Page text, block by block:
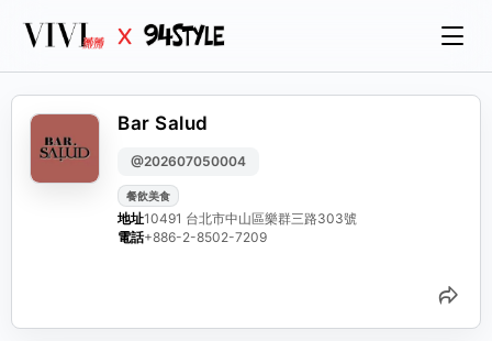
Bar Salud
@202607050004
餐飲美食
地址10491 台北市中山區樂群三路303號
電話+886-2-8502-7209
分